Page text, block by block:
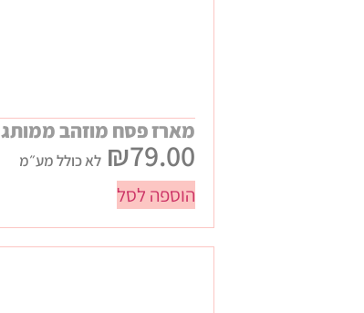
מארז פסח מוזהב ממותג
₪79.00 לא כולל מע״מ
הוספה לסל